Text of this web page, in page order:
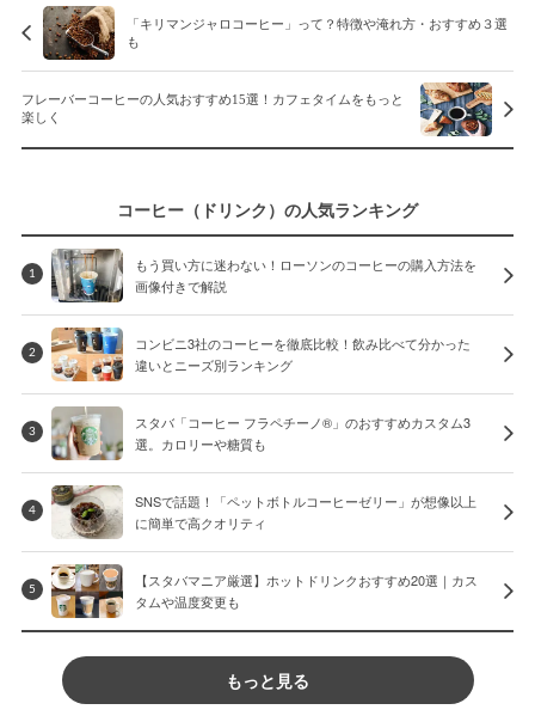
「キリマンジャロコーヒー」って？特徴や淹れ方・おすすめ３選
も
フレーバーコーヒーの人気おすすめ15選！カフェタイムをもっと
楽しく
コーヒー（ドリンク）の人気ランキング
1
もう買い方に迷わない！ローソンのコーヒーの購入方法を
画像付きで解説
2
コンビニ3社のコーヒーを徹底比較！飲み比べて分かった
違いとニーズ別ランキング
3
スタバ「コーヒー フラペチーノ®」のおすすめカスタム3
選。カロリーや糖質も
4
SNSで話題！「ペットボトルコーヒーゼリー」が想像以上
に簡単で高クオリティ
5
【スタバマニア厳選】ホットドリンクおすすめ20選｜カス
タムや温度変更も
もっと見る